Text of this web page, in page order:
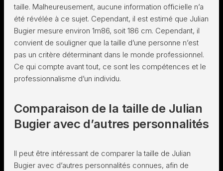
taille. Malheureusement, aucune information officielle n’a
été révélée à ce sujet. Cependant, il est estimé que Julian
Bugier mesure environ 1m86, soit 186 cm. Cependant, il
convient de souligner que la taille d’une personne n’est
pas un critère déterminant dans le monde professionnel.
Ce qui compte avant tout, ce sont les compétences et le
professionnalisme d’un individu.
Comparaison de la taille de Julian
Bugier avec d’autres personnalités
Il peut être intéressant de comparer la taille de Julian
Bugier avec d’autres personnalités connues, afin de